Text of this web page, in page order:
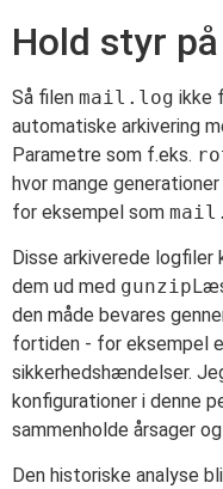
Hold styr
Så filen mail.log ikke
automatiske arkivering
Parametre som f.eks.
hvor mange
for eksempel som
Disse arkiverede logfiler
dem ud med gunzip
den måde bevares
fortiden - for eksempel
sikkerhedshændelser.
konfigurationer i denne
sammenholde årsager
Den historiske analyse